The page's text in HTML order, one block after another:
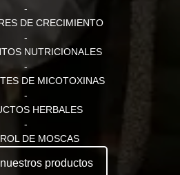
-
DE CRECIMIENTO
-
NUTRICIONALES
-
DE MICOTOXINAS
-
HERBALES
-
DE MOSCAS
productos